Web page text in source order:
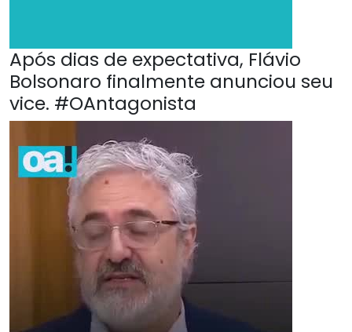
Após dias de expectativa, Flávio
Bolsonaro finalmente anunciou seu
vice. #OAntagonista